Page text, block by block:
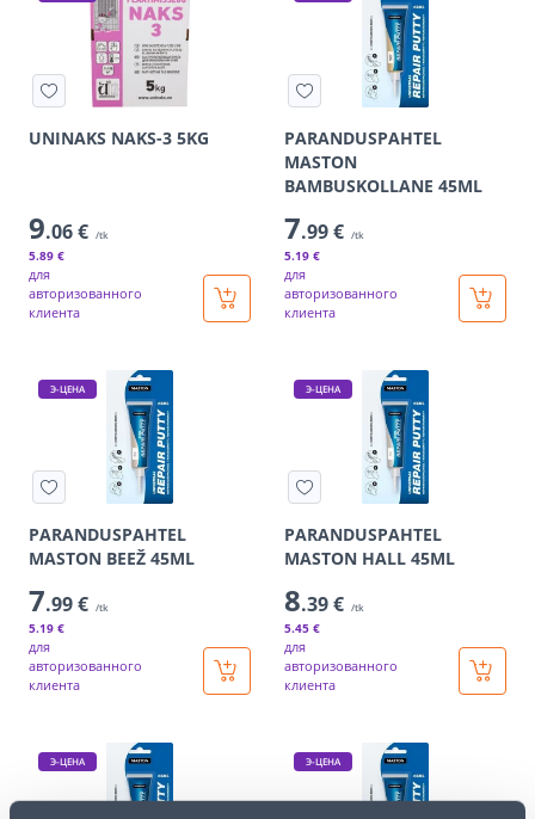
UNINAKS NAKS-3 5KG
9.06 € /tk
5.89 €
для
авторизованного
клиента
PARANDUSPAHTEL
MASTON
BAMBUSKOLLANE 45ML
7.99 € /tk
5.19 €
для
авторизованного
клиента
Э-ЦЕНА
PARANDUSPAHTEL
MASTON BEEŽ 45ML
7.99 € /tk
5.19 €
для
авторизованного
клиента
Э-ЦЕНА
PARANDUSPAHTEL
MASTON HALL 45ML
8.39 € /tk
5.45 €
для
авторизованного
клиента
Э-ЦЕНА Э-ЦЕНА